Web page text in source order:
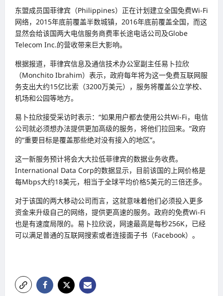
东盟成员国菲律宾（Philippines）正在计划建立全国免费Wi-Fi
网络，2015年底前覆盖半数城镇，2016年底前覆盖全国，而这
显然会给该国两大电信服务商费率长途电话公司及Globe
Telecom Inc.的营收带来巨大影响。
根据报道，菲律宾信息及通信技术办公室副主任易卜拉欣
（Monchito Ibrahim）表示，政府每年将为这一免费互联网服
务支出大约15亿比索（3200万美元），服务将覆盖公立学校、
机场和公园等地方。
易卜拉欣接受采访时表示：“如果用户都去使用公共Wi-Fi，电信
公司就必须想办法提供更加高级的服务，将他们拉回来。”政府
的“重要目标是覆盖那些绝对没有接入的地区”。
这一新服务预计将会大大拉低菲律宾的数据业务收费。
International Data Corp的数据显示，目前该国的上网价格是
每Mbps大约18美元，相当于全球平均价格5美元的三倍还多。
对于该国的两大移动公司而言，这就意味着他们必须投入更多
资金来升级自己的网络，提供更高速的服务。政府的免费Wi-Fi
也是有速度局限的。易卜拉欣说，网速最高是每秒256K，已经
可以满足普通的互联网搜索或者连接面子书（Facebook）。